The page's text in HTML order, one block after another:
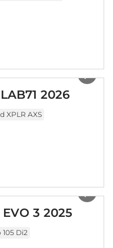
2026
XPLR AXS
3 2025
Di2